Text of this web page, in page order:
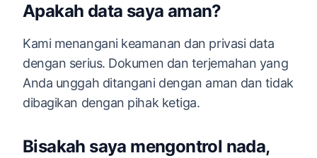
Apakah data saya aman?
Kami menangani keamanan dan privasi data
dengan serius. Dokumen dan terjemahan yang
Anda unggah ditangani dengan aman dan tidak
dibagikan dengan pihak ketiga.
Bisakah saya mengontrol nada,